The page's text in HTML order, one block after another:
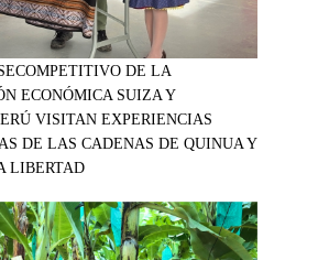
DE LA
ECONÓMICA SUIZA Y
VISITAN EXPERIENCIAS
DE LAS CADENAS DE QUINUA Y
LIBERTAD